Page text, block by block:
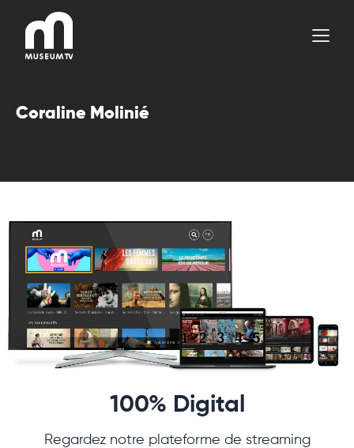
contenu
Coraline Molinié
100% Digital
Regardez notre plateforme de streaming